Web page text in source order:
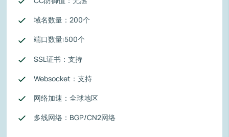
域名数量：200个
端口数量:500个
SSL证书：支持
Websocket：支持
网络加速：全球地区
多线网络：BGP/CN2网络